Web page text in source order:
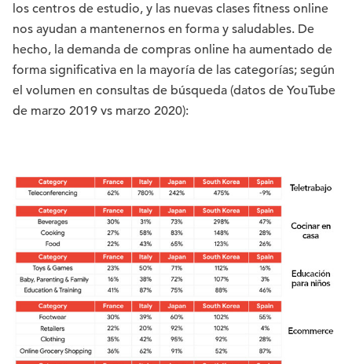
los centros de estudio, y las nuevas clases fitness online
nos ayudan a mantenernos en forma y saludables. De
hecho, la demanda de compras online ha aumentado de
forma significativa en la mayoría de las categorías; según
el volumen en consultas de búsqueda (datos de YouTube
de marzo 2019 vs marzo 2020):